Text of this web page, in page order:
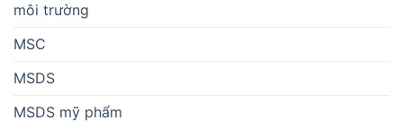
môi trường
MSC
MSDS
MSDS mỹ phẩm